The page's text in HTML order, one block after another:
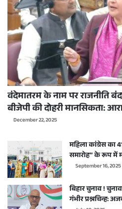
वंदेमातरम के नाम पर राजनीति
बीजेपी की दोहरी मानसिकता:
December 22, 2025
महिला कांग्रेस का
समारोह” के रूप में
September 16, 2025
बिहार चुनाव !
गंभीर प्रश्नचिन्ह: